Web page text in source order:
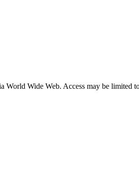
Wide Web. Access may be limited